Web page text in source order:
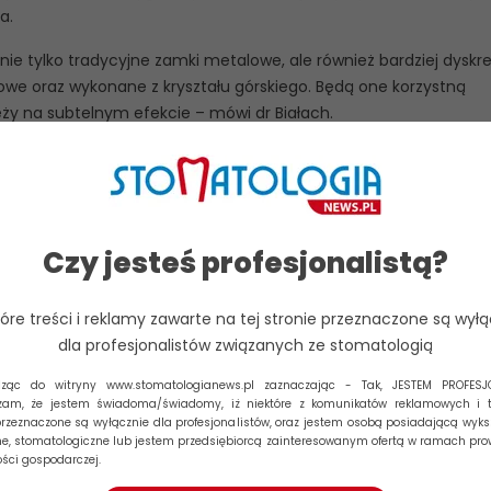
Czy jesteś profesjonalistą?
treści i reklamy zawarte na tej stronie przeznaczone są
dla profesjonalistów związanych ze stomatologią
do witryny www.stomatologianews.pl zaznaczając - Tak, JESTEM
że jestem świadoma/świadomy, iż niektóre z komunikatów reklamowych i
są wyłącznie dla profesjonalistów, oraz jestem osobą posiadającą
stomatologiczne lub jestem przedsiębiorcą zainteresowanym ofertą w ramach
gospodarczej.
tylko tradycyjne zamki metalowe, ale również bardziej
oraz wykonane z kryształu górskiego. Będą one korzystną
na subtelnym efekcie – mówi dr Białach.
wiele opcji do wyboru (również te bardziej estetyczne),
działania (zarówno wady umiarkowane po te bardziej
stłoczenia, szpary między zębami, zgryz głęboki).
ceramiczny 3500 zł (jeden łuk) + koszt wizyt kontrolnych.
terapii wad zgryzu. Jest to system ortodontyczny
aparatów nakładkowych. Invisalign to zestaw nakładek
co wyróżnia alignery jest brak charakterystycznych dla
Aparat Invisalign wykonywany jest indywidualnie „pod